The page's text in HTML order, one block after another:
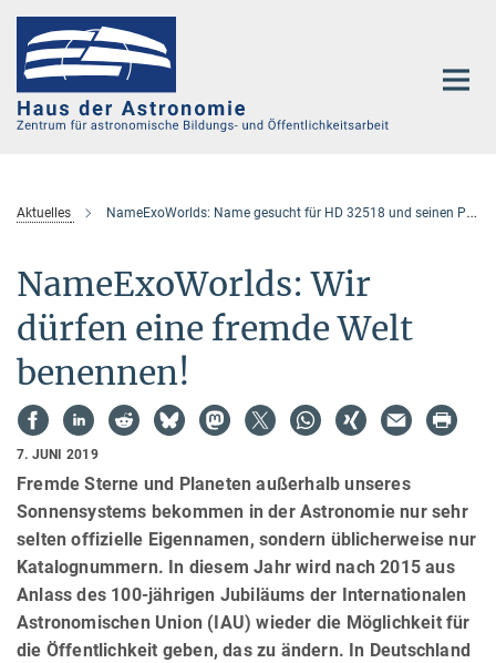
Hauptinhalt
Aktuelles NameExoWorlds: Name gesucht für HD 32518 und seinen Planeten
NameExoWorlds: Wir
dürfen eine fremde Welt
benennen!
7. JUNI 2019
Fremde Sterne und Planeten außerhalb unseres
Sonnensystems bekommen in der Astronomie nur sehr
selten offizielle Eigennamen, sondern üblicherweise nur
Katalognummern. In diesem Jahr wird nach 2015 aus
Anlass des 100-jährigen Jubiläums der Internationalen
Astronomischen Union (IAU) wieder die Möglichkeit für
die Öffentlichkeit geben, das zu ändern. In Deutschland